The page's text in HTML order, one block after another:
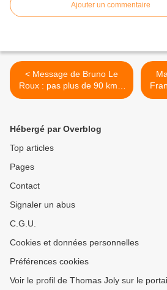
Ajouter un commentaire
< Message de Bruno Le
Roux : pas plus de 90 km/h
sur les marchés de Noël
Hébergé par Overblog
Top articles
Pages
Contact
Signaler un abus
C.G.U.
Cookies et données personnelles
Préférences cookies
Voir le profil de Thomas Joly sur le